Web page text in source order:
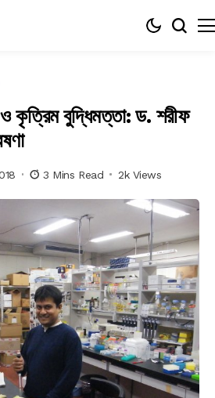
কৃত্রিম বুদ্ধিমত্তা: ড. শরীফ
3 Mins Read 2k Views